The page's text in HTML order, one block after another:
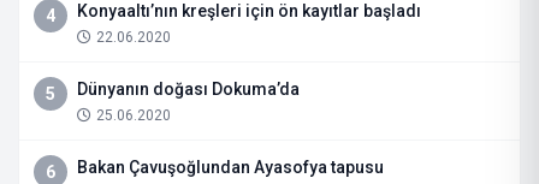
4 Konyaaltı’nın kreşleri için ön kayıtlar başladı
22.06.2020
5 Dünyanın doğası Dokuma’da
25.06.2020
6 Bakan Çavuşoğlundan Ayasofya tapusu